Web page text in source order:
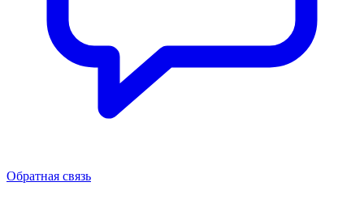
Обратная связь